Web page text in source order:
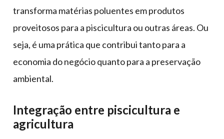
transforma matérias poluentes em produtos
proveitosos para a piscicultura ou outras áreas. Ou
seja, é uma prática que contribui tanto para a
economia do negócio quanto para a preservação
ambiental.
Integração entre piscicultura e
agricultura